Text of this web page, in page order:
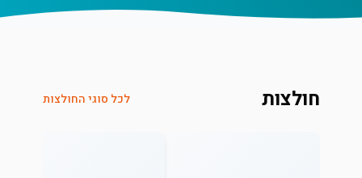
חולצות לכל סוגי החולצות